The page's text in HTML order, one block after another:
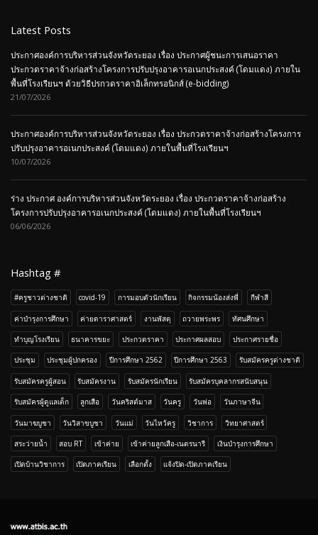
Latest Posts
ประกาศองค์การบริหารส่วนจังหวัดระยอง เรื่อง ประกาศผู้ชนะการเสนอราคา
ประกวดราคาจ้างก่อสร้างโครงการปรับปรุงอาคารอเนกประสงค์ (โดมแดง) ภายใน
พื้นที่โรงเรียนฯ ด้วยวิธีปรกวดราคาอิเล็กทรอนิกส์ (e-bidding)
21/07/2026
ประกาศองค์การบริหารส่วนจังหวัดระยอง เรื่อง ประกวดราคาจ้างก่อสร้างโครงการ
ปรับปรุงอาคารอเนกประสงค์ (โดมแดง) ภายในพื้นที่โรงเรียนฯ
10/07/2026
ร่าง ประกาศ องค์การบริหารส่วนจังหวัดระยอง เรื่อง ประกวดราคาจ้างก่อสร้าง
โครงการปรับปรุงอาคารอเนกประสงค์ (โดมแดง) ภายในพื้นที่โรงเรียนฯ
06/06/2026
Hashtag #
#ครูชาวต่างชาติ covid-19 การมอบตัวนักเรียน กิจกรรมน้องส่งพี่ กีฬาสี
ค่าบำรุงการศึกษา ค่ายดาราศาสตร์ งานพัสดุ ถวายพระพร ทัศนศึกษา
ทำบุญโรงเรียน ธนาคารขยะ ประกวดราคา ประกาศผลสอบ ประกาศรายชื่อ
ประชุม ประชุมผู้ปกครอง ปีการศึกษา 2562 ปีการศึกษา 2563 รับสมัครครูต่างชาติ
รับสมัครครูผู้สอน รับสมัครงาน รับสมัครนักเรียน รับสมัครบุคลากรสนับสนุน
รับสมัครผู้ดูแลเด็ก ลูกเสือ วันคริสต์มาส วันครู วันพ่อ วันภาษาจีน
วันมาฆบูชา วันวิสาขบูชา วันแม่ วันไหว้ครู วิชาการ วิทยาศาสตร์
สระว่ายน้ำ สอบ RT เข้าค่าย เข้าค่ายลูกเสือ-เนตรนารี เงินบำรุงการศึกษา
เปิดบ้านวิชาการ เปิดภาคเรียน เลือกตั้ง เเจ้งปิด-เปิดภาคเรียน